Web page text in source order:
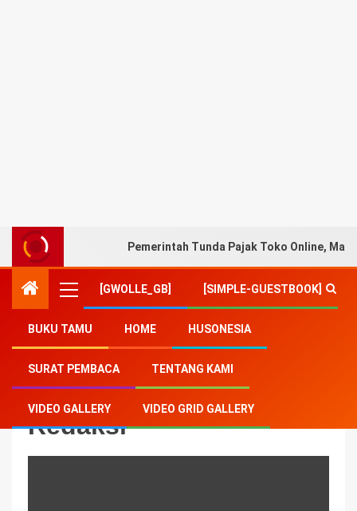
Pemerintah Tunda Pajak Toko Online,
[GWOLLE_GB] [SIMPLE-GUESTBOOK]
BUKU TAMU HOME HUSONESIA
SURAT PEMBACA TENTANG KAMI
VIDEO GALLERY VIDEO GRID GALLERY
Home-Redaksi
Redaksi